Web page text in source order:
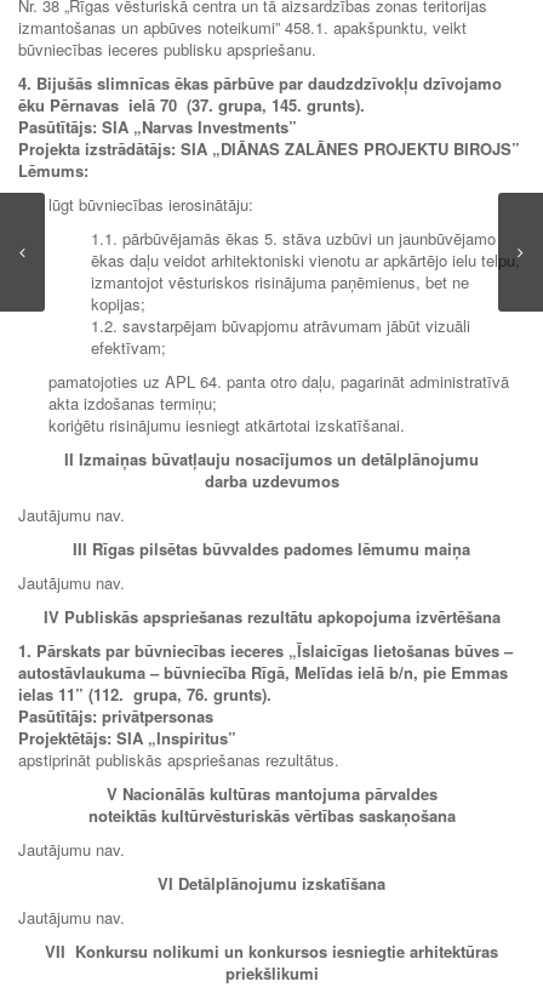
Nr. 38 „Rīgas vēsturiskā centra un tā aizsardzības zonas teritorijas
izmantošanas un apbūves noteikumi” 458.1. apakšpunktu, veikt
būvniecības ieceres publisku apspriešanu.
4. Bijušās slimnīcas ēkas pārbūve par daudzdzīvokļu dzīvojamo
ēku Pērnavas ielā 70 (37. grupa, 145. grunts).
Pasūtītājs: SIA „Narvas Investments”
Projekta izstrādātājs: SIA „DIĀNAS ZALĀNES PROJEKTU BIROJS”
Lēmums:
lūgt būvniecības ierosinātāju:
1.1. pārbūvējamās ēkas 5. stāva uzbūvi un jaunbūvējamo
ēkas daļu veidot arhitektoniski vienotu ar apkārtējo ielu telpu,
izmantojot vēsturiskos risinājuma paņēmienus, bet ne
kopijas;
1.2. savstarpējam būvapjomu atrāvumam jābūt vizuāli
efektīvam;
pamatojoties uz APL 64. panta otro daļu, pagarināt administratīvā
akta izdošanas termiņu;
koriģētu risinājumu iesniegt atkārtotai izskatīšanai.
II Izmaiņas būvatļauju nosacījumos un detālplānojumu
darba uzdevumos
Jautājumu nav.
III Rīgas pilsētas būvvaldes padomes lēmumu maiņa
Jautājumu nav.
IV Publiskās apspriešanas rezultātu apkopojuma izvērtēšana
1. Pārskats par būvniecības ieceres „Īslaicīgas lietošanas būves –
autostāvlaukuma – būvniecība Rīgā, Melīdas ielā b/n, pie Emmas
ielas 11” (112. grupa, 76. grunts).
Pasūtītājs: privātpersonas
Projektētājs: SIA „Inspiritus”
apstiprināt publiskās apspriešanas rezultātus.
V Nacionālās kultūras mantojuma pārvaldes
noteiktās kultūrvēsturiskās vērtības saskaņošana
Jautājumu nav.
VI Detālplānojumu izskatīšana
Jautājumu nav.
VII Konkursu nolikumi un konkursos iesniegtie arhitektūras
priekšlikumi